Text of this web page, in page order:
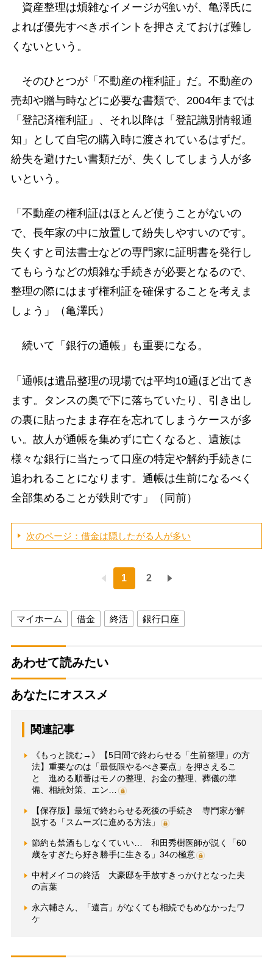
資産整理は煩雑なイメージが強いが、亀澤氏に
よれば優先すべきポイントを押さえておけば難し
くないという。
そのひとつが「不動産の権利証」だ。不動産の
売却や贈与時などに必要な書類で、2004年までは
「登記済権利証」、それ以降は「登記識別情報通
知」として自宅の購入時に渡されているはずだ。
紛失を避けたい書類だが、失くしてしまう人が多
いという。
「不動産の権利証はほとんど使うことがないの
で、長年家の中に放置して紛失しやすいのです。
失くすと司法書士などの専門家に証明書を発行し
てもらうなどの煩雑な手続きが必要となるので、
整理の際にはまず権利証を確保することを考えま
しょう」（亀澤氏）
続いて「銀行の通帳」も重要になる。
「通帳は遺品整理の現場では平均10通ほど出てき
ます。タンスの奥で下に落ちていたり、引き出し
の裏に貼ったまま存在を忘れてしまうケースが多
い。故人が通帳を集めずに亡くなると、遺族は
様々な銀行に当たって口座の特定や解約手続きに
追われることになります。通帳は生前になるべく
全部集めることが鉄則です」（同前）
次のページ：借金は隠したがる人が多い
1 2
マイホーム 借金 終活 銀行口座
あわせて読みたい
あなたにオススメ
関連記事
《もっと読む→》【5日間で終わらせる「生前整理」の方
法】重要なのは「最低限やるべき要点」を押さえるこ
と 進める順番はモノの整理、お金の整理、葬儀の準
備、相続対策、エン…
【保存版】最短で終わらせる死後の手続き 専門家が解
説する「スムーズに進める方法」
節約も禁酒もしなくていい… 和田秀樹医師が説く「60
歳をすぎたら好き勝手に生きる」34の極意
中村メイコの終活 大豪邸を手放すきっかけとなった夫
の言葉
永六輔さん、「遺言」がなくても相続でもめなかったワ
ケ